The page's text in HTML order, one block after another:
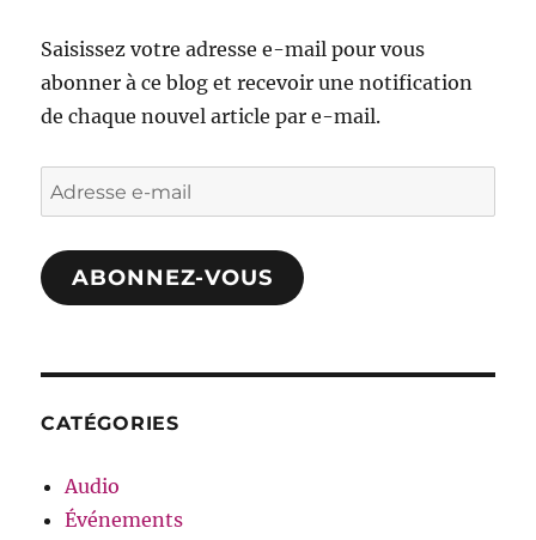
Saisissez votre adresse e-mail pour vous
abonner à ce blog et recevoir une notification
de chaque nouvel article par e-mail.
Adresse
e-
mail
ABONNEZ-VOUS
CATÉGORIES
Audio
Événements